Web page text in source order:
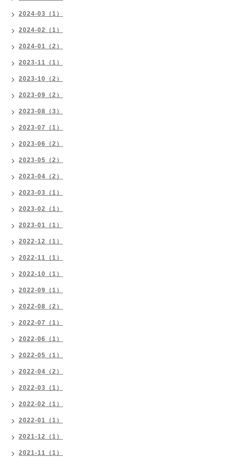
2024-03（1）
2024-02（1）
2024-01（2）
2023-11（1）
2023-10（2）
2023-09（2）
2023-08（3）
2023-07（1）
2023-06（2）
2023-05（2）
2023-04（2）
2023-03（1）
2023-02（1）
2023-01（1）
2022-12（1）
2022-11（1）
2022-10（1）
2022-09（1）
2022-08（2）
2022-07（1）
2022-06（1）
2022-05（1）
2022-04（2）
2022-03（1）
2022-02（1）
2022-01（1）
2021-12（1）
2021-11（1）